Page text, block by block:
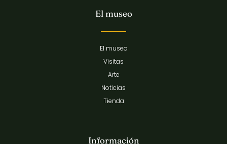
El museo
El museo
Visitas
Arte
Noticias
Tienda
Información